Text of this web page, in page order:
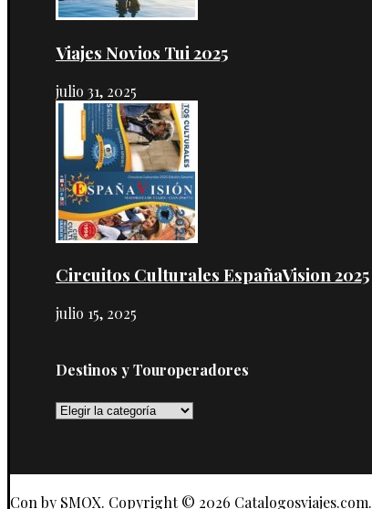
Viajes Novios Tui 2025
julio 31, 2025
Circuitos Culturales EspañaVision 2025
julio 15, 2025
Destinos y Touroperadores
Destinos
Con by SMOX. Copyright © 2026 Catalogosviajes.com.